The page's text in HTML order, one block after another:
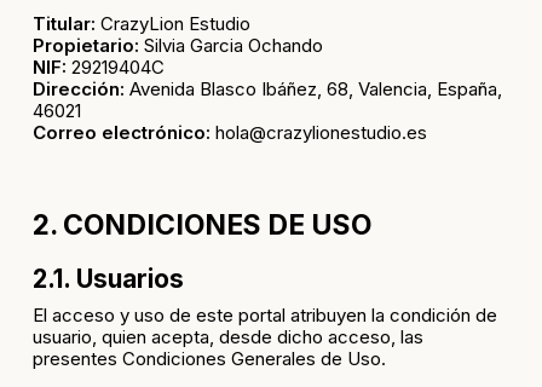
Titular: CrazyLion Estudio
Propietario: Silvia Garcia Ochando
NIF: 29219404C
Dirección: Avenida Blasco Ibáñez, 68, Valencia, España,
46021
Correo electrónico: hola@crazylionestudio.es
2. CONDICIONES DE USO
2.1. Usuarios
El acceso y uso de este portal atribuyen la condición de
usuario, quien acepta, desde dicho acceso, las
presentes Condiciones Generales de Uso.